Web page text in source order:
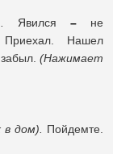
Явился – не
Нашел
(Нажимает
дом).
Пойдемте.